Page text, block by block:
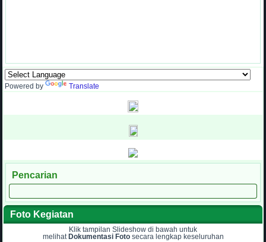
Powered by Translate
Pencarian
Foto Kegiatan
Klik tampilan Slideshow di bawah untuk
melihat Dokumentasi Fotosecara lengkap keseluruhan